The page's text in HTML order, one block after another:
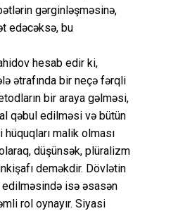
gərginləşməsinə,
edəcəksə, bu
hesab edir ki,
ətrafında bir neçə fərqli
bir araya gəlməsi,
qəbul edilməsi və bütün
hüquqları malik olması
düşünsək, plüralizm
deməkdir. Dövlətin
edilməsində isə əsasən
rol oynayır. Siyasi